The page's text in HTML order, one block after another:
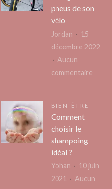
pneus de son
vélo
Jordan
15
décembre 2022
Aucun
commentaire
son
BIEN-ÊTRE
Comment
choisir le
shampoing
idéal ?
Yohan
10 juin
2021
Aucun